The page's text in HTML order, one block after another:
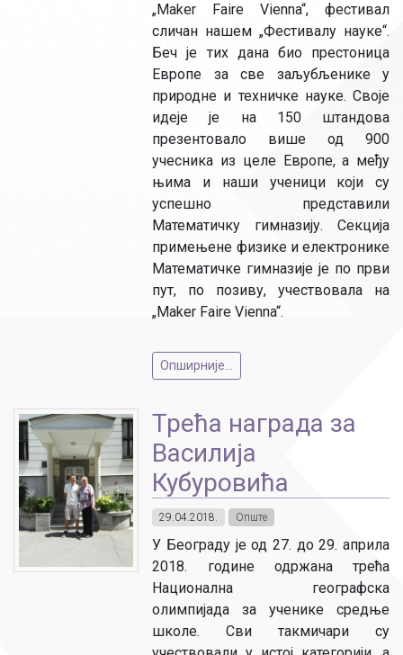
„Maker Faire Vienna“, фестивал
сличан нашем „Фестивалу науке“.
Беч је тих дана био престоница
Европе за све заљубљенике у
природне и техничке науке. Своје
идеје је на 150 штандова
презентовало више од 900
учесника из целе Европе, а међу
њима и наши ученици који су
успешно представили
Математичку гимназију. Секција
примењене физике и електронике
Математичке гимназије је по први
пут, по позиву, учествовала на
„Maker Faire Vienna“.
Опширније...
Трећа награда за
Василија
Кубуровића
29.04.2018. Опште
У Београду је од 27. до 29. априла
2018. године одржана трећа
Национална географска
олимпијада за ученике средње
школе. Сви такмичари су